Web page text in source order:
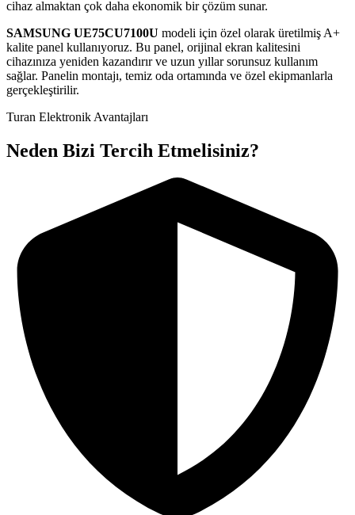
cihaz almaktan çok daha ekonomik bir çözüm sunar.
SAMSUNG UE75CU7100U modeli için özel olarak üretilmiş A+
kalite panel kullanıyoruz. Bu panel, orijinal ekran kalitesini
cihazınıza yeniden kazandırır ve uzun yıllar sorunsuz kullanım
sağlar. Panelin montajı, temiz oda ortamında ve özel ekipmanlarla
gerçekleştirilir.
Turan Elektronik Avantajları
Neden Bizi Tercih Etmelisiniz?